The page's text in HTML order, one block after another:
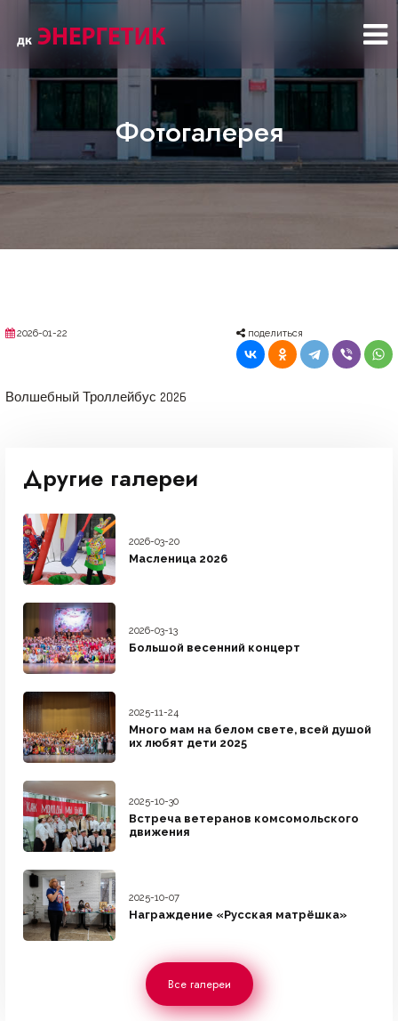
Фотогалерея
2026-01-22 поделиться
Волшебный Троллейбус 2026
Другие галереи
2026-03-20
Масленица 2026
2026-03-13
Большой весенний концерт
2025-11-24
Много мам на белом свете, всей душой
их любят дети 2025
2025-10-30
Встреча ветеранов комсомольского
движения
2025-10-07
Награждение «Русская матрёшка»
Все галереи